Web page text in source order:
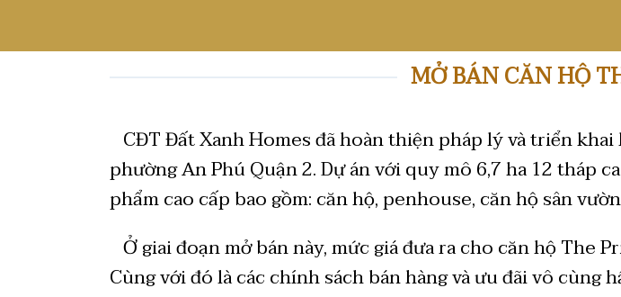
MỞ BÁN CĂN HỘ
CĐT Đất Xanh Homes đã hoàn thiện pháp lý và triển
phường An Phú Quận 2. Dự án với quy mô 6,7 ha 12 tháp
phẩm cao cấp bao gồm: căn hộ, penhouse, căn hộ sân
Ở giai đoạn mở bán này, mức giá đưa ra cho căn hộ The
Cùng với đó là các chính sách bán hàng và ưu đãi vô cùng